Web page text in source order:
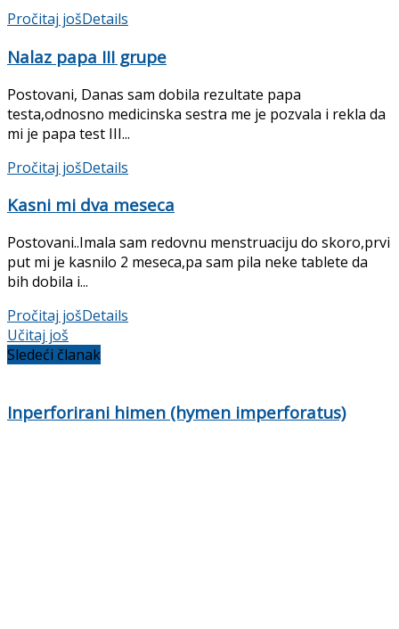
Pročitaj jošDetails
Nalaz papa III grupe
Postovani, Danas sam dobila rezultate papa
testa,odnosno medicinska sestra me je pozvala i rekla da
mi je papa test III...
Pročitaj jošDetails
Kasni mi dva meseca
Postovani..Imala sam redovnu menstruaciju do skoro,prvi
put mi je kasnilo 2 meseca,pa sam pila neke tablete da
bih dobila i...
Pročitaj jošDetails
Učitaj još
Sledeći članak
Inperforirani himen (hymen imperforatus)